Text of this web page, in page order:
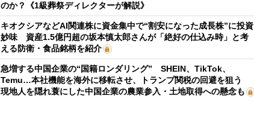
のか？《1級葬祭ディレクターが解説》
キオクシアなどAI関連株に資金集中で“割安になった成長株”に投資
妙味 資産1.5億円超の坂本慎太郎さんが「絶好の仕込み時」と考
える防衛・食品銘柄を紹介
急増する中国企業の“国籍ロンダリング” SHEIN、TikTok、
Temu…本社機能を海外に移転させ、トランプ関税の回避を狙う
現地人を隠れ蓑にした中国企業の農業参入・土地取得への懸念も